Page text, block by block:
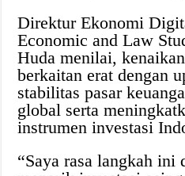
Direktur Ekonomi
Economic and Law
Huda menilai,
berkaitan erat dengan
stabilitas pasar
global serta
instrumen investasi
“Saya rasa langkah ini